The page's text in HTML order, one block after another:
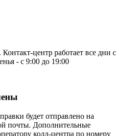
центр работает все дни с
- с 9:00 до 19:00
будет отправлено на
почты. Дополнительные
колл-центра по номеру